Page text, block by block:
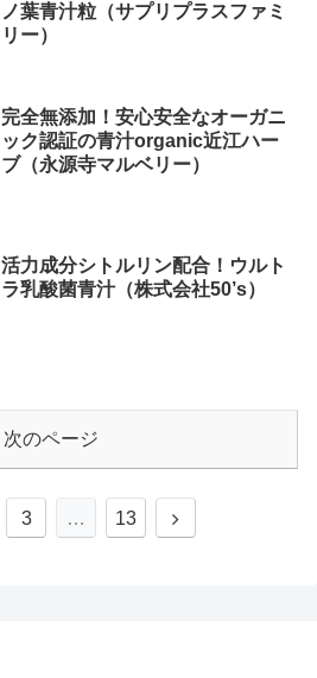
ノ葉青汁粒（サプリプラスファミ
リー）
完全無添加！安心安全なオーガニ
ック認証の青汁organic近江ハー
ブ（永源寺マルベリー）
活力成分シトルリン配合！ウルト
ラ乳酸菌青汁（株式会社50’s）
次のページ
3 … 13